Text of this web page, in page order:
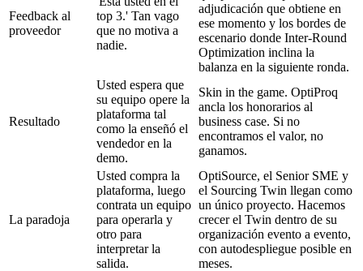
Feedback al
proveedor
top 3.' Tan vago
que no motiva a
nadie.
adjudicación que obtiene en
ese momento y los bordes de
escenario donde Inter-Round
Optimization inclina la
balanza en la siguiente ronda.
Resultado
Usted espera que
su equipo opere la
plataforma tal
como la enseñó el
vendedor en la
demo.
Skin in the game. OptiProq
ancla los honorarios al
business case. Si no
encontramos el valor, no
ganamos.
La paradoja
Usted compra la
plataforma, luego
contrata un equipo
para operarla y
otro para
interpretar la
salida.
OptiSource, el Senior SME y
el Sourcing Twin llegan como
un único proyecto. Hacemos
crecer el Twin dentro de su
organización evento a evento,
con autodespliegue posible en
meses.